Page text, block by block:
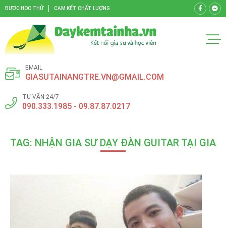
ĐƯỢC HỌC THỬ CAM KẾT CHẤT LƯỢNG
EMAIL
GIASUTAINANGTRE.VN@GMAIL.COM
TƯ VẤN 24/7
090.333.1985 - 09.87.87.0217
TAG: NHẬN GIA SƯ DẠY ĐÀN GUITAR TẠI GIA